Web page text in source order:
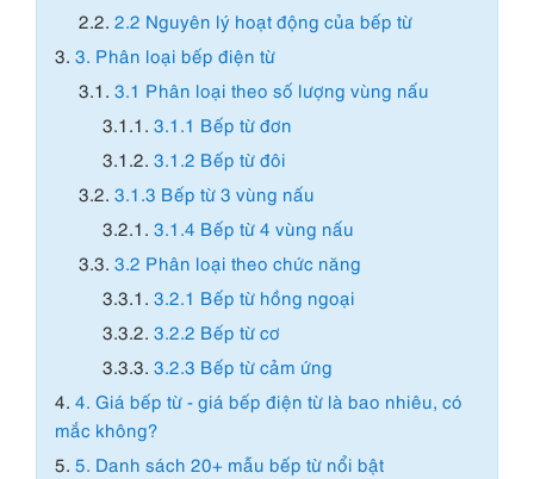
2.2. 2.2 Nguyên lý hoạt động của bếp từ
3. 3. Phân loại bếp điện từ
3.1. 3.1 Phân loại theo số lượng vùng nấu
3.1.1. 3.1.1 Bếp từ đơn
3.1.2. 3.1.2 Bếp từ đôi
3.2. 3.1.3 Bếp từ 3 vùng nấu
3.2.1. 3.1.4 Bếp từ 4 vùng nấu
3.3. 3.2 Phân loại theo chức năng
3.3.1. 3.2.1 Bếp từ hồng ngoại
3.3.2. 3.2.2 Bếp từ cơ
3.3.3. 3.2.3 Bếp từ cảm ứng
4. 4. Giá bếp từ - giá bếp điện từ là bao nhiêu, có
mắc không?
5. 5. Danh sách 20+ mẫu bếp từ nổi bật